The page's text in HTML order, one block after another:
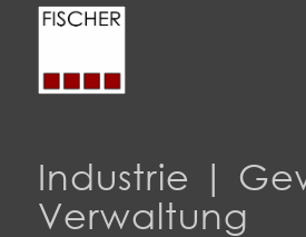
Industrie |
Verwaltung